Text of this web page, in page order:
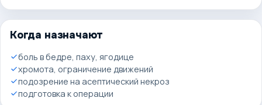
Когда назначают
боль в бедре, паху, ягодице
хромота, ограничение движений
подозрение на асептический некроз
подготовка к операции